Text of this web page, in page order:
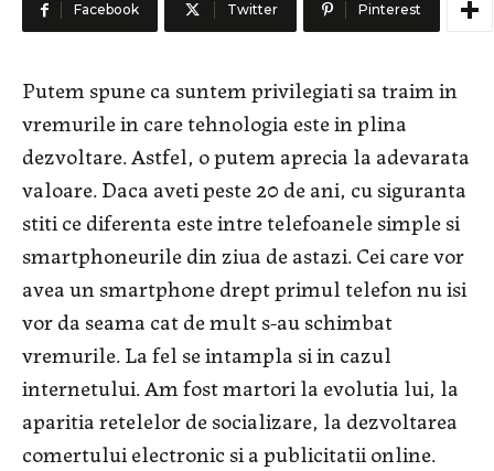
Facebook Twitter Pinterest
Putem spune ca suntem privilegiati sa traim in
vremurile in care tehnologia este in plina
dezvoltare. Astfel, o putem aprecia la adevarata
valoare. Daca aveti peste 20 de ani, cu siguranta
stiti ce diferenta este intre telefoanele simple si
smartphoneurile din ziua de astazi. Cei care vor
avea un smartphone drept primul telefon nu isi
vor da seama cat de mult s-au schimbat
vremurile. La fel se intampla si in cazul
internetului. Am fost martori la evolutia lui, la
aparitia retelelor de socializare, la dezvoltarea
comertului electronic si a publicitatii online.